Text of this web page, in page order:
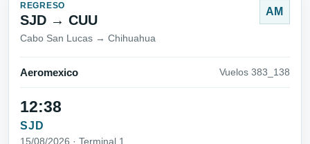
REGRESO
SJD → CUU
Cabo San Lucas → Chihuahua
AM
Aeromexico Vuelos 383_138
12:38
SJD
15/08/2026 · Terminal 1